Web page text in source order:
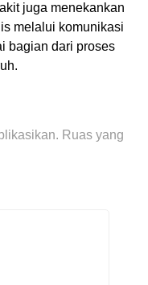
juga menekankan
melalui komunikasi
bagian dari proses
Ruas yang